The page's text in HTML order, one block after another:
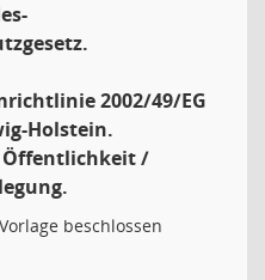
2002/49/EG
Holstein.
/
beschlossen